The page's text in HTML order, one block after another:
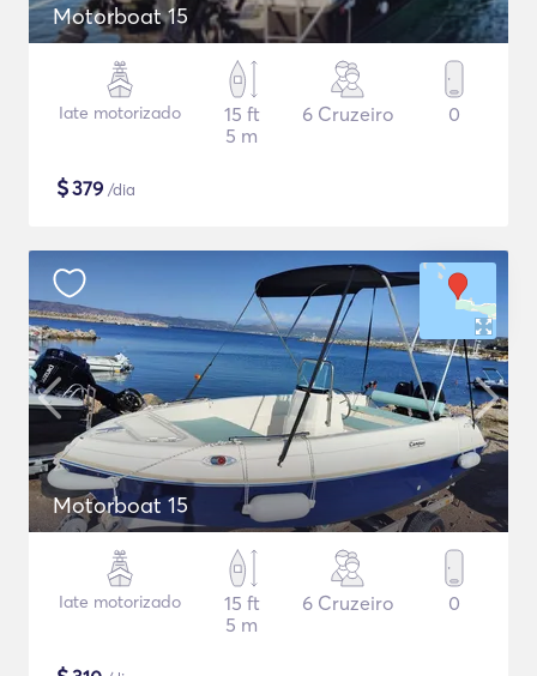
Motorboat 15
Iate motorizado
15 ft
5 m
6 Cruzeiro 0
$379 /dia
Motorboat 15
Iate motorizado
15 ft
5 m
6 Cruzeiro 0